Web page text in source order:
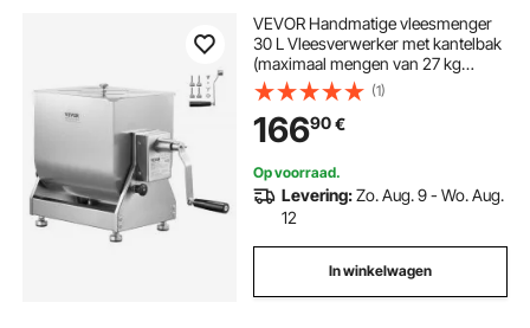
VEVOR Handmatige vleesmenger
30 L Vleesverwerker met kantelbak
(maximaal mengen van 27 kg
vlees), vleesmenger worstmenger
met reductietandwiel, handmixer
voor gehakt
(1)
16690€
Op voorraad.
Levering:Zo. Aug. 9 - Wo. Aug.
12
In winkelwagen